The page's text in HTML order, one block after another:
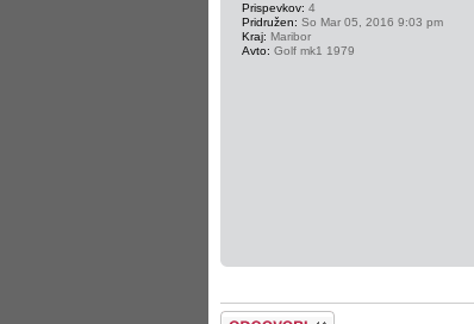
Prispevkov: 4
Pridružen: So Mar 05, 2016 9:03 pm
Kraj: Maribor
Avto: Golf mk1 1979
Napiši odgovor